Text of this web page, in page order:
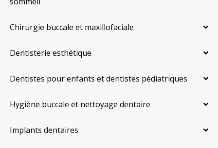
Chirurgie buccale et maxillofaciale
Dentisterie esthétique
Dentistes pour enfants et dentistes pédiatriques
Hygiène buccale et nettoyage dentaire
Implants dentaires